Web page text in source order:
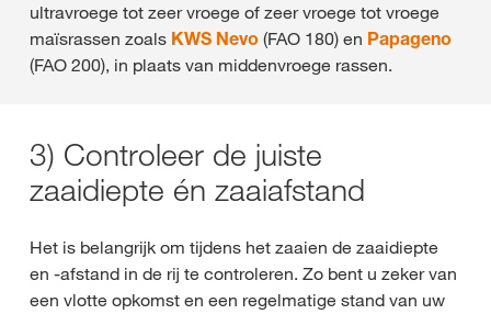
ultravroege tot zeer vroege of zeer vroege tot vroege
maïsrassen zoals KWS Nevo (FAO 180) en Papageno
(FAO 200), in plaats van middenvroege rassen.
3) Controleer de juiste
zaaidiepte én zaaiafstand
Het is belangrijk om tijdens het zaaien de zaaidiepte
en -afstand in de rij te controleren. Zo bent u zeker van
een vlotte opkomst en een regelmatige stand van uw